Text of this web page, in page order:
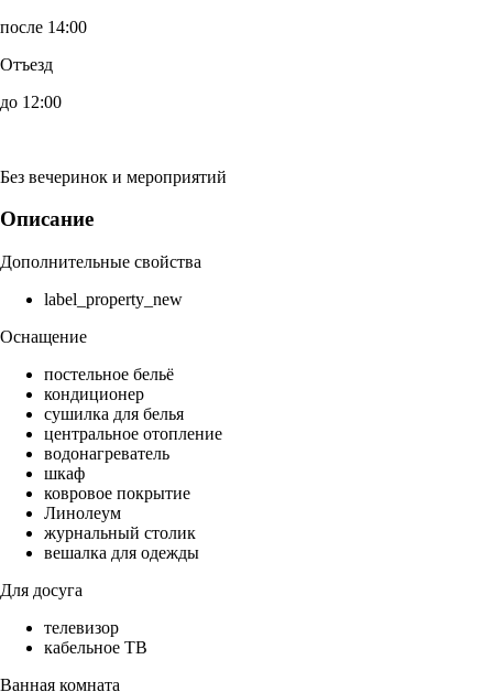
после 14:00
Отъезд
до 12:00
Без вечеринок и мероприятий
Описание
Дополнительные свойства
label_property_new
Оснащение
постельное бельё
кондиционер
сушилка для белья
центральное отопление
водонагреватель
шкаф
ковровое покрытие
Линолеум
журнальный столик
вешалка для одежды
Для досуга
телевизор
кабельное ТВ
Ванная комната